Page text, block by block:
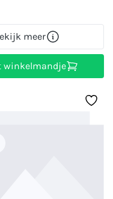
meer
winkelmandje